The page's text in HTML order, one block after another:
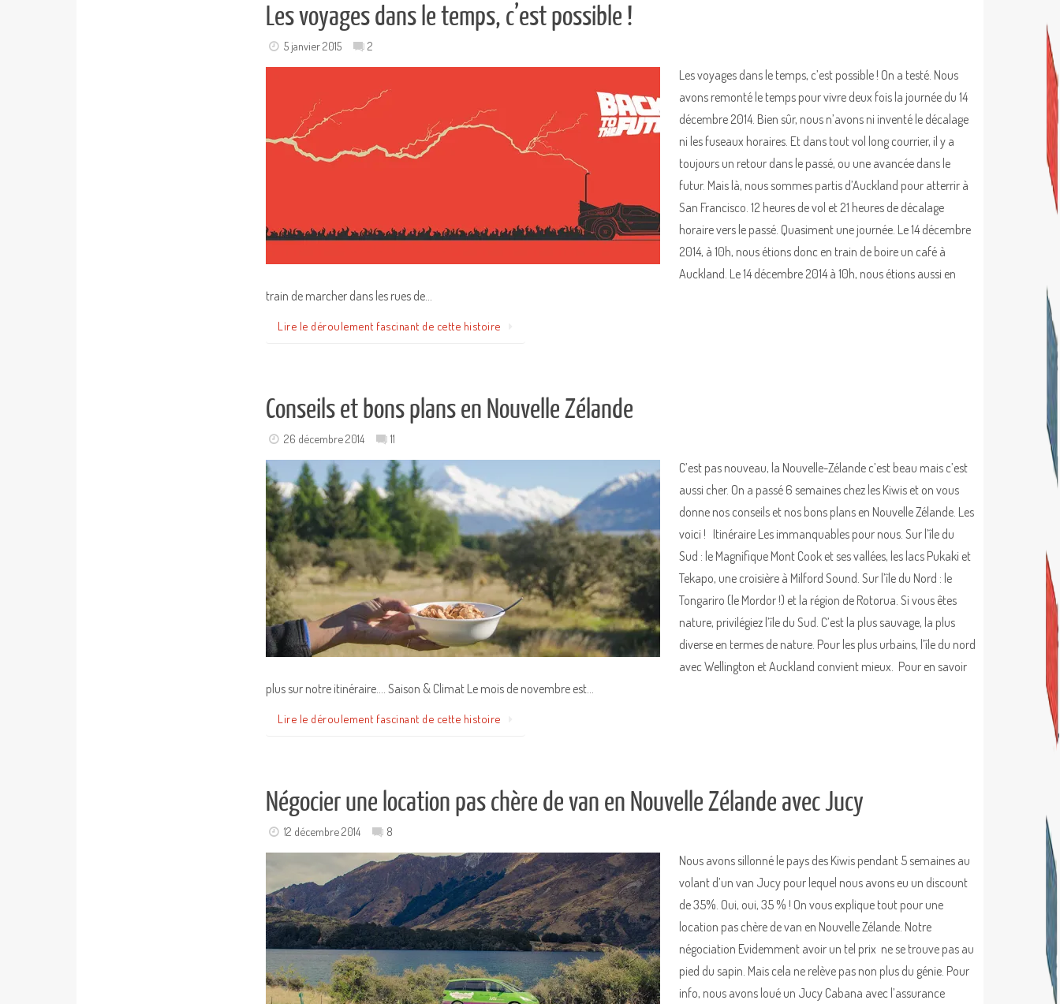
Les voyages dans le temps, c’est possible !
5 janvier 2015 2
Les voyages dans le temps, c’est possible ! On a testé. Nous
avons remonté le temps pour vivre deux fois la journée du 14
décembre 2014. Bien sûr, nous n’avons ni inventé le décalage
ni les fuseaux horaires. Et dans tout vol long courrier, il y a
toujours un retour dans le passé, ou une avancée dans le
futur. Mais là, nous sommes partis d’Auckland pour atterrir à
San Francisco. 12 heures de vol et 21 heures de décalage
horaire vers le passé. Quasiment une journée. Le 14 décembre
2014, à 10h, nous étions donc en train de boire un café à
Auckland. Le 14 décembre 2014 à 10h, nous étions aussi en
train de marcher dans les rues de…
Lire le déroulement fascinant de cette histoire
Conseils et bons plans en Nouvelle Zélande
26 décembre 2014 11
C’est pas nouveau, la Nouvelle-Zélande c’est beau mais c’est
aussi cher. On a passé 6 semaines chez les Kiwis et on vous
donne nos conseils et nos bons plans en Nouvelle Zélande. Les
voici ! Itinéraire Les immanquables pour nous. Sur l’île du
Sud : le Magnifique Mont Cook et ses vallées, les lacs Pukaki et
Tekapo, une croisière à Milford Sound. Sur l’île du Nord : le
Tongariro (le Mordor !) et la région de Rotorua. Si vous êtes
nature, privilégiez l’île du Sud. C’est la plus sauvage, la plus
diverse en termes de nature. Pour les plus urbains, l’île du nord
avec Wellington et Auckland convient mieux. Pour en savoir
plus sur notre itinéraire…. Saison & Climat Le mois de novembre est…
Lire le déroulement fascinant de cette histoire
Négocier une location pas chère de van en Nouvelle Zélande avec Jucy
12 décembre 2014 8
Nous avons sillonné le pays des Kiwis pendant 5 semaines au
volant d’un van Jucy pour lequel nous avons eu un discount
de 35%. Oui, oui, 35 % ! On vous explique tout pour une
location pas chère de van en Nouvelle Zélande. Notre
négociation Evidemment avoir un tel prix ne se trouve pas au
pied du sapin. Mais cela ne relève pas non plus du génie. Pour
info, nous avons loué un Jucy Cabana avec l’assurance